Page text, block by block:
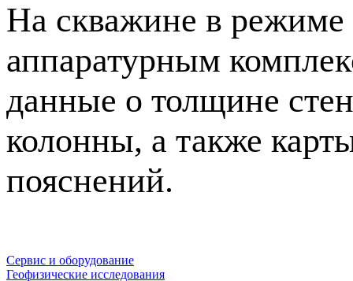
На скважине в режиме
аппаратурным
данные о толщине
колонны, а также
пояснений.
Сервис и оборудование
Геофизические исследования